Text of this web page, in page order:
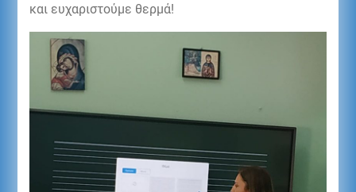
και ευχαριστούμε θερμά!